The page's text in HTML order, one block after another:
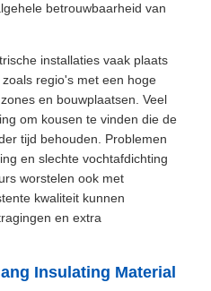
betrouwbaarheid van
installaties vaak plaats
regio's met een hoge
en bouwplaatsen. Veel
om kousen te vinden die de
tijd behouden. Problemen
en slechte vochtafdichting
worstelen ook met
kwaliteit kunnen
en extra
Insulating Material